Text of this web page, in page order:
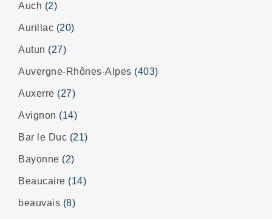
Auch (2)
Aurillac (20)
Autun (27)
Auvergne-Rhônes-Alpes (403)
Auxerre (27)
Avignon (14)
Bar le Duc (21)
Bayonne (2)
Beaucaire (14)
beauvais (8)